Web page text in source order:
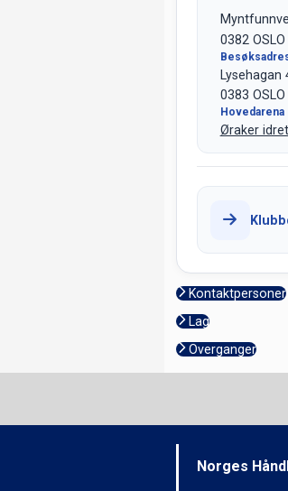
0382 OSLO
Lysehagan
0383 OSLO
Hovedarena
Øraker
Kontaktpersoner
Lag
Overganger
Norges